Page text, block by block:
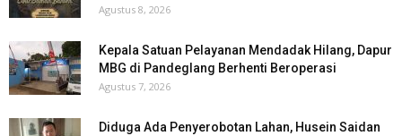
Agustus 8, 2026
Kepala Satuan Pelayanan Mendadak Hilang, Dapur
MBG di Pandeglang Berhenti Beroperasi
Agustus 7, 2026
Diduga Ada Penyerobotan Lahan, Husein Saidan